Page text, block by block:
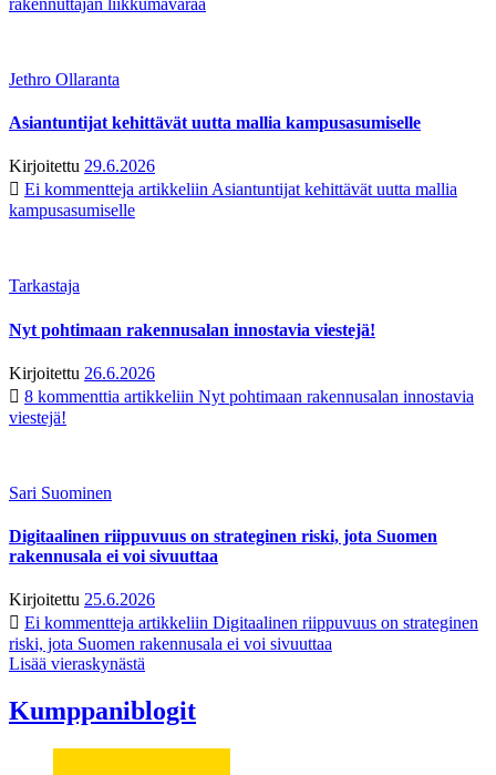
Jethro Ollaranta
Asiantuntijat kehittävät uutta mallia kampusasumiselle
Kirjoitettu 29.6.2026
Ei kommentteja artikkeliin Asiantuntijat kehittävät uutta mallia
kampusasumiselle
Tarkastaja
Nyt pohtimaan rakennusalan innostavia viestejä!
Kirjoitettu 26.6.2026
8 kommenttia artikkeliin Nyt pohtimaan rakennusalan innostavia
viestejä!
Sari Suominen
Digitaalinen riippuvuus on strateginen riski, jota Suomen
rakennusala ei voi sivuuttaa
Kirjoitettu 25.6.2026
Ei kommentteja artikkeliin Digitaalinen riippuvuus on strateginen
riski, jota Suomen rakennusala ei voi sivuuttaa
Lisää vieraskynästä
Kumppaniblogit